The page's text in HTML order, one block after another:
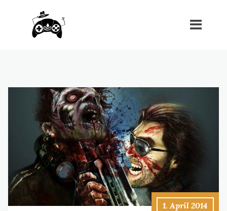
1. April 2014